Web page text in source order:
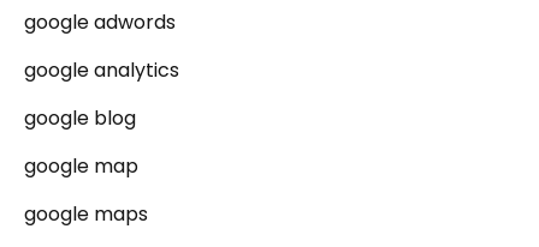
google adwords
google analytics
google blog
google map
google maps